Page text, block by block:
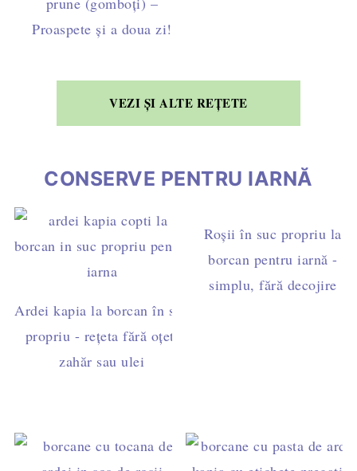
Proaspete și a doua zi!
VEZI ȘI ALTE REȚETE
CONSERVE PENTRU IARNĂ
Ardei kapia la borcan în suc
propriu - rețeta fără oțet,
zahăr sau ulei
Roșii în suc propriu la
borcan pentru iarnă -
simplu, fără decojire